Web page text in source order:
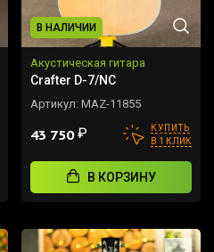
В НАЛИЧИИ
Акустическая гитара
Crafter D-7/NC
Артикул: MAZ-11855
43 750₽
КУПИТЬ
В 1 КЛИК
В КОРЗИНУ